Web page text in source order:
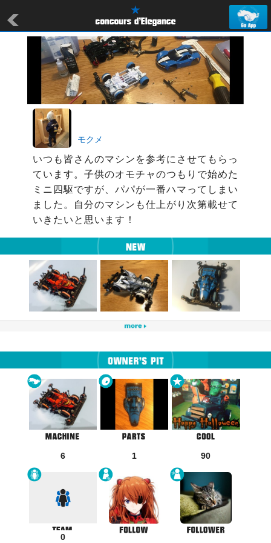
モクメ
いつも皆さんのマシンを参考にさせてもらっ
ています。子供のオモチャのつもりで始めた
ミニ四駆ですが、パパが一番ハマってしまい
ました。自分のマシンも仕上がり次第載せて
いきたいと思います！
6 1 90
0